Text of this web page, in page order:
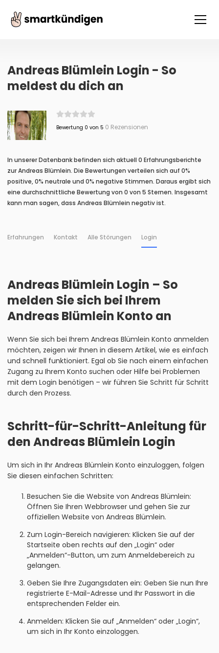
Andreas Blümlein Login - So
meldest du dich an
Bewertung 0 von 5 0 Rezensionen
In unserer Datenbank befinden sich aktuell 0 Erfahrungsberichte
zur Andreas Blümlein. Die Bewertungen verteilen sich auf 0%
positive, 0% neutrale und 0% negative Stimmen. Daraus ergibt sich
eine durchschnittliche Bewertung von 0 von 5 Sternen. Insgesamt
kann man sagen, dass Andreas Blümlein negativ ist.
Erfahrungen Kontakt Alle Störungen Login
Andreas Blümlein Login – So
melden Sie sich bei Ihrem
Andreas Blümlein Konto an
Wenn Sie sich bei Ihrem Andreas Blümlein Konto anmelden
möchten, zeigen wir Ihnen in diesem Artikel, wie es einfach
und schnell funktioniert. Egal ob Sie nach einem einfachen
Zugang zu Ihrem Konto suchen oder Hilfe bei Problemen
mit dem Login benötigen – wir führen Sie Schritt für Schritt
durch den Prozess.
Schritt-für-Schritt-Anleitung für
den Andreas Blümlein Login
Um sich in Ihr Andreas Blümlein Konto einzuloggen, folgen
Sie diesen einfachen Schritten:
Besuchen Sie die Website von Andreas Blümlein:
Öffnen Sie Ihren Webbrowser und gehen Sie zur
offiziellen Website von Andreas Blümlein.
Zum Login-Bereich navigieren: Klicken Sie auf der
Startseite oben rechts auf den „Login“ oder
„Anmelden“-Button, um zum Anmeldebereich zu
gelangen.
Geben Sie Ihre Zugangsdaten ein: Geben Sie nun Ihre
registrierte E-Mail-Adresse und Ihr Passwort in die
entsprechenden Felder ein.
Anmelden: Klicken Sie auf „Anmelden“ oder „Login“,
um sich in Ihr Konto einzologgen.